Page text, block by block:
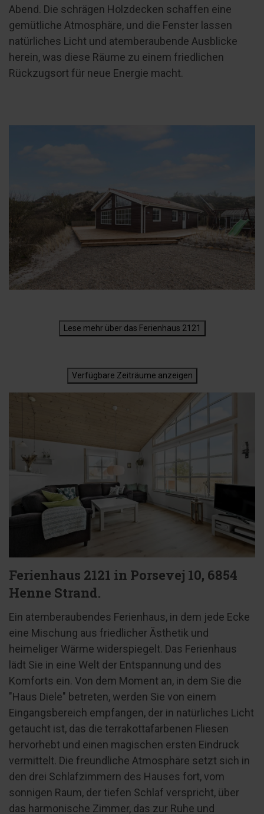
Abend. Die schrägen Holzdecken schaffen eine
gemütliche Atmosphäre, und die Fenster lassen
natürliches Licht und atemberaubende Ausblicke
herein, was diese Räume zu einem friedlichen
Rückzugsort für neue Energie macht.
Lese mehr über das Ferienhaus 2121
Verfügbare Zeiträume anzeigen
Ferienhaus 2121 in Porsevej 10, 6854
Henne Strand.
Ein atemberaubendes Ferienhaus, in dem jede Ecke
eine Mischung aus friedlicher Ästhetik und
heimeliger Wärme widerspiegelt. Das Ferienhaus
lädt Sie in eine Welt der Entspannung und des
Komforts ein. Von dem Moment an, in dem Sie die
"Haus Diele" betreten, werden Sie von einem
Eingangsbereich empfangen, der in natürliches Licht
getaucht ist, das die terrakottafarbenen Fliesen
hervorhebt und einen magischen ersten Eindruck
vermittelt. Die freundliche Atmosphäre setzt sich in
den drei Schlafzimmern des Hauses fort, vom
sonnigen Raum, der tiefen Schlaf verspricht, über
das harmonische Zimmer, das zur Ruhe und